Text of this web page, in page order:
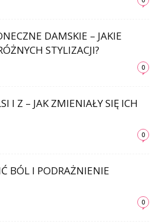
DAMSKIE – JAKIE
STYLIZACJI?
0
I Z – JAK ZMIENIAŁY SIĘ ICH
0
BÓL I PODRAŻNIENIE
0